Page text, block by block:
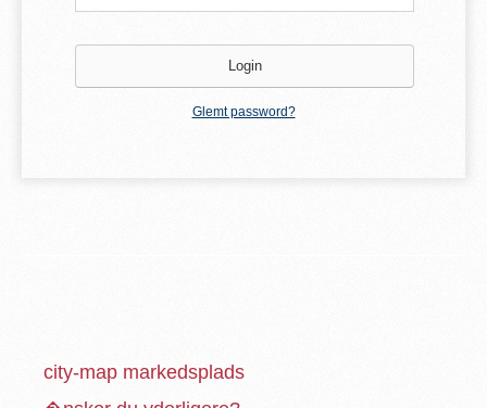
Glemt password?
city-map markedsplads